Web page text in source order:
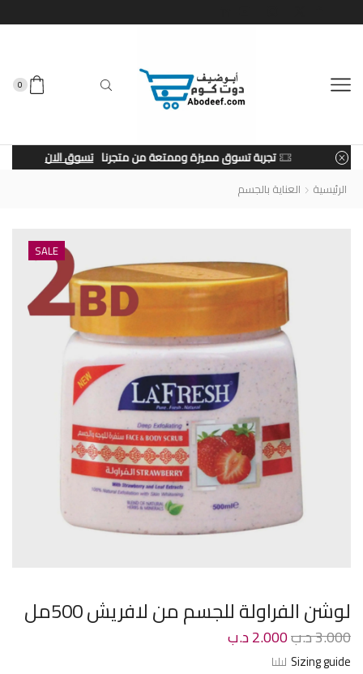
0
تجربة تسوق مميزة وممتعة من متجرنا تسوق الان
الرئيسية العناية بالجسم
SALE
لوشن الفراولة للجسم من لافريش 500مل
3.000د.ب2.000د.ب
Sizing guide